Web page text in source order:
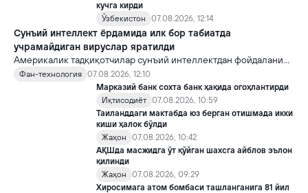
кучга кирди
Ўзбекистон
07.08.2026, 12:14
Сунъий интеллект ёрдамида илк бор табиатда
учрамайдиган вируслар яратилди
Америкалик тадқиқотчилар сунъий интеллектдан фойдаланиб
16 та вирус яратди. Бу кашфиёт янги ютуқларга умид уйғотиш
билан бирга, ундан нотўғри мақсадда фойдаланиш борасидаги
хавотирларни ҳам кучайтирмоқда.
Фан-технология 07.08.2026, 12:10
Марказий банк сохта банк ҳақида огоҳлантирди
Иқтисодиёт 07.08.2026, 10:59
Таиланддаги мактабда юз берган отишмада икки
киши ҳалок бўлди
Жаҳон
07.08.2026, 10:42
АҚШда масжидга ўт қўйган шахсга айблов эълон
қилинди
Жаҳон
07.08.2026, 09:29
Хиросимага атом бомбаси ташланганига 81 йил